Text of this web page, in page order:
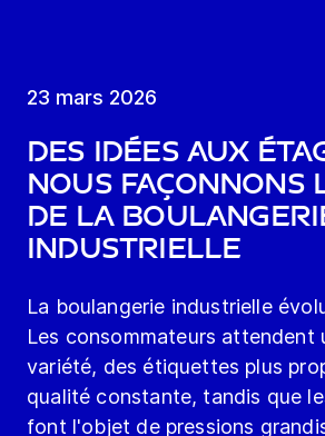
23 mars 2026
Des idées aux
nous façonnons
de la
industrielle
La boulangerie industrielle
Les consommateurs attendent
variété, des étiquettes plus
qualité constante, tandis que
font l'objet de pressions